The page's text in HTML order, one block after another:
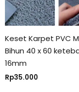
Keset Karpet PVC
Bihun 40 x 60
16mm
Rp35.000